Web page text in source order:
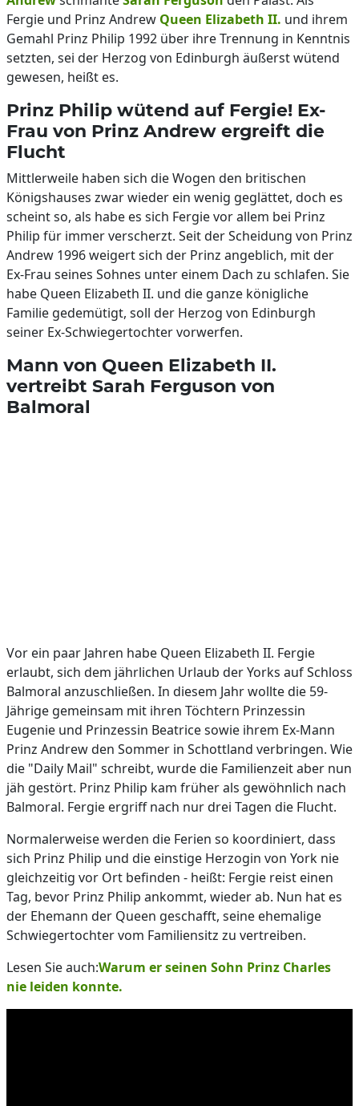
Fergie und Prinz Andrew Queen Elizabeth II. und ihrem
Gemahl Prinz Philip 1992 über ihre Trennung in Kenntnis
setzten, sei der Herzog von Edinburgh äußerst wütend
gewesen, heißt es.
Prinz Philip wütend auf Fergie! Ex-
Frau von Prinz Andrew ergreift die
Flucht
Mittlerweile haben sich die Wogen den britischen
Königshauses zwar wieder ein wenig geglättet, doch es
scheint so, als habe es sich Fergie vor allem bei Prinz
Philip für immer verscherzt. Seit der Scheidung von Prinz
Andrew 1996 weigert sich der Prinz angeblich, mit der
Ex-Frau seines Sohnes unter einem Dach zu schlafen. Sie
habe Queen Elizabeth II. und die ganze königliche
Familie gedemütigt, soll der Herzog von Edinburgh
seiner Ex-Schwiegertochter vorwerfen.
Mann von Queen Elizabeth II.
vertreibt Sarah Ferguson von
Balmoral
Vor ein paar Jahren habe Queen Elizabeth II. Fergie
erlaubt, sich dem jährlichen Urlaub der Yorks auf Schloss
Balmoral anzuschließen. In diesem Jahr wollte die 59-
Jährige gemeinsam mit ihren Töchtern Prinzessin
Eugenie und Prinzessin Beatrice sowie ihrem Ex-Mann
Prinz Andrew den Sommer in Schottland verbringen. Wie
die "Daily Mail" schreibt, wurde die Familienzeit aber nun
jäh gestört. Prinz Philip kam früher als gewöhnlich nach
Balmoral. Fergie ergriff nach nur drei Tagen die Flucht.
Normalerweise werden die Ferien so koordiniert, dass
sich Prinz Philip und die einstige Herzogin von York nie
gleichzeitig vor Ort befinden - heißt: Fergie reist einen
Tag, bevor Prinz Philip ankommt, wieder ab. Nun hat es
der Ehemann der Queen geschafft, seine ehemalige
Schwiegertochter vom Familiensitz zu vertreiben.
Lesen Sie auch:Warum er seinen Sohn Prinz Charles
nie leiden konnte.